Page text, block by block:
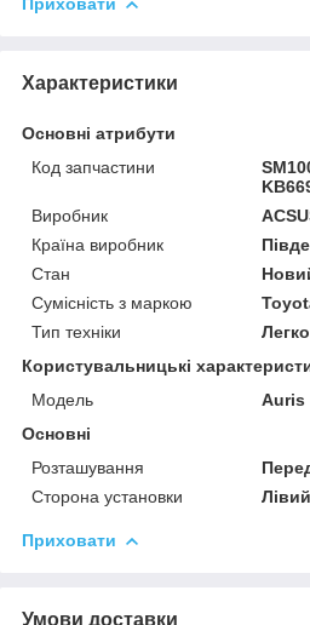
Характеристики
Основні атрибути
Код запчастини
Виробник
Країна виробник
Стан
Сумісність з маркою
Тип техніки
Користувальницькі
Мoдель
Auris
Основні
Розташування
Сторона установки
Приховати
Умови доставки